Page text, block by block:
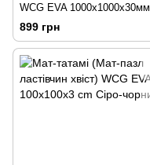
WCG EVA 1000х1000х30мм
Мат-пазл чорно-жовтий
899 грн